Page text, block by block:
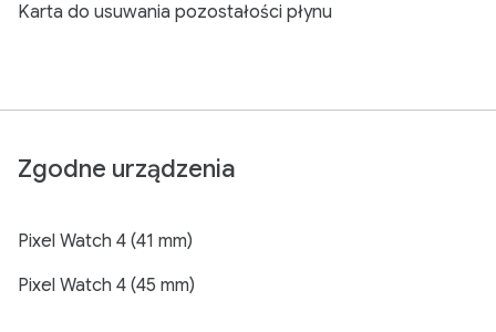
Karta do usuwania pozostałości płynu
Zgodne urządzenia
Pixel Watch 4 (41 mm)
Pixel Watch 4 (45 mm)